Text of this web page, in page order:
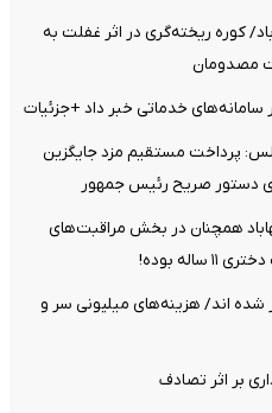
کوره ریخته‌گری در اثر غفلت به
مصدومان
سامانه‌های خدماتی خبر داد +جزئیات
پرداخت مستقیم مزد جایگزین
دستور صریح رئیس جمهور
همچنان در بخش مراقبت‌های
بوده!
شده اند/ هزینه‌های میلیونی سر و
بر اثر تصادف